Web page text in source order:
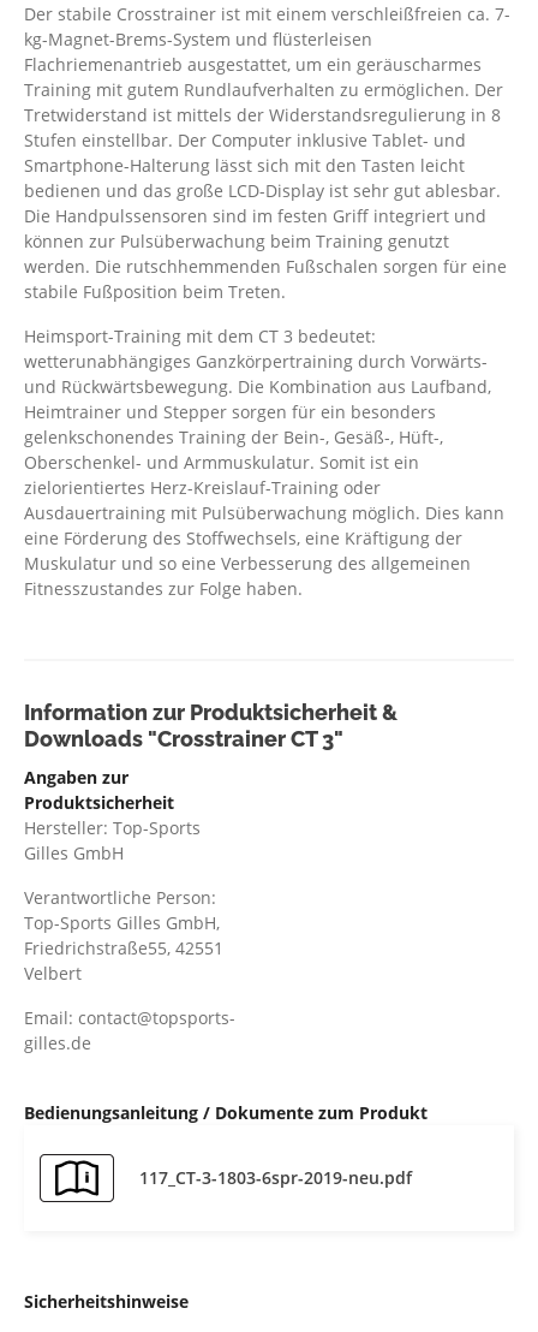
Der stabile Crosstrainer ist mit einem verschleißfreien ca. 7-
kg-Magnet-Brems-System und flüsterleisen
Flachriemenantrieb ausgestattet, um ein geräuscharmes
Training mit gutem Rundlaufverhalten zu ermöglichen. Der
Tretwiderstand ist mittels der Widerstandsregulierung in 8
Stufen einstellbar. Der Computer inklusive Tablet- und
Smartphone-Halterung lässt sich mit den Tasten leicht
bedienen und das große LCD-Display ist sehr gut ablesbar.
Die Handpulssensoren sind im festen Griff integriert und
können zur Pulsüberwachung beim Training genutzt
werden. Die rutschhemmenden Fußschalen sorgen für eine
stabile Fußposition beim Treten.
Heimsport-Training mit dem CT 3 bedeutet:
wetterunabhängiges Ganzkörpertraining durch Vorwärts-
und Rückwärtsbewegung. Die Kombination aus Laufband,
Heimtrainer und Stepper sorgen für ein besonders
gelenkschonendes Training der Bein-, Gesäß-, Hüft-,
Oberschenkel- und Armmuskulatur. Somit ist ein
zielorientiertes Herz-Kreislauf-Training oder
Ausdauertraining mit Pulsüberwachung möglich. Dies kann
eine Förderung des Stoffwechsels, eine Kräftigung der
Muskulatur und so eine Verbesserung des allgemeinen
Fitnesszustandes zur Folge haben.
Information zur Produktsicherheit &
Downloads "Crosstrainer CT 3"
Angaben zur
Produktsicherheit
Hersteller: Top-Sports
Gilles GmbH
Verantwortliche Person:
Top-Sports Gilles GmbH,
Friedrichstraße55, 42551
Velbert
Email: contact@topsports-
gilles.de
Bedienungsanleitung / Dokumente zum Produkt
117_CT-3-1803-6spr-2019-neu.pdf
Sicherheitshinweise